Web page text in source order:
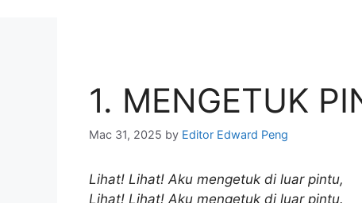
1. MENGETUK
Mac 31, 2025 by Editor Edward Peng
Lihat! Lihat! Aku mengetuk di luar pintu,
Lihat! Lihat! Aku mengetuk di luar pintu.